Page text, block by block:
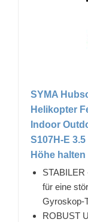
SYMA
Helikopter
Indoor
S107H-E
Höhe halten
STABILER
für eine
Gyroskop-
ROBUST